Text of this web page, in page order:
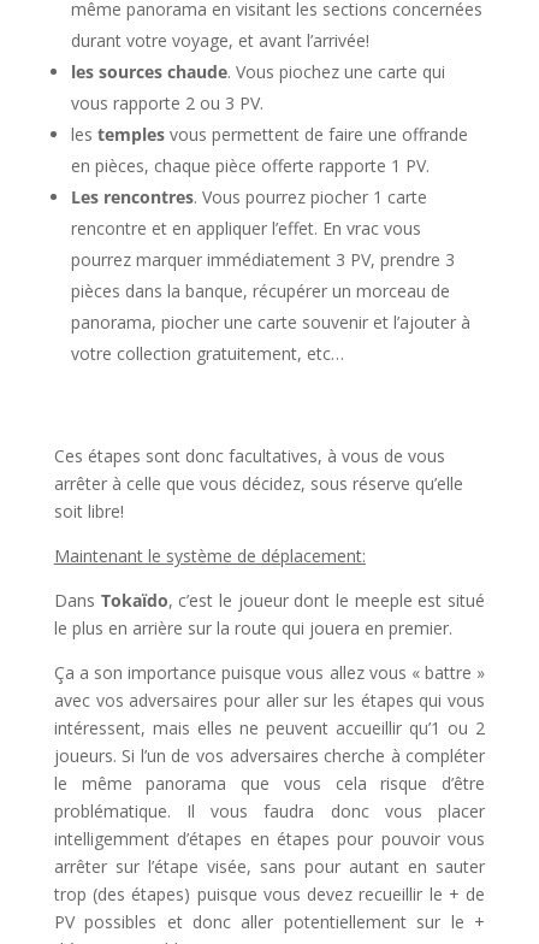
même panorama en visitant les sections concernées
durant votre voyage, et avant l’arrivée!
les sources chaude. Vous piochez une carte qui
vous rapporte 2 ou 3 PV.
les templesvous permettent de faire une offrande
en pièces, chaque pièce offerte rapporte 1 PV.
Les rencontres. Vous pourrez piocher 1 carte
rencontre et en appliquer l’effet. En vrac vous
pourrez marquer immédiatement 3 PV, prendre 3
pièces dans la banque, récupérer un morceau de
panorama, piocher une carte souvenir et l’ajouter à
votre collection gratuitement, etc…
Ces étapes sont donc facultatives, à vous de vous
arrêter à celle que vous décidez, sous réserve qu’elle
soit libre!
Maintenant le système de déplacement:
Dans Tokaïdo, c’est le joueur dont le meeple est situé
le plus en arrière sur la route qui jouera en premier.
Ça a son importance puisque vous allez vous « battre »
avec vos adversaires pour aller sur les étapes qui vous
intéressent, mais elles ne peuvent accueillir qu’1 ou 2
joueurs. Si l’un de vos adversaires cherche à compléter
le même panorama que vous cela risque d’être
problématique. Il vous faudra donc vous placer
intelligemment d’étapes en étapes pour pouvoir vous
arrêter sur l’étape visée, sans pour autant en sauter
trop (des étapes) puisque vous devez recueillir le + de
PV possibles et donc aller potentiellement sur le +